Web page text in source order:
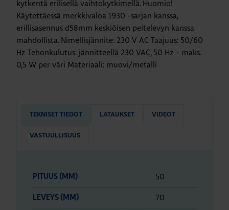
kytkentä erilisellä vaihtokytkimellä. Huomio!
Käytettäessä merkkivaloa 1930 -sarjan kanssa,
erillisasennus d58mm keskiöisen peitelevyn kanssa
mahdollista. Nimellisjännite: 230 V AC Taajuus: 50/60
Hz Tehonkulutus: jännitteellä 230 VAC, 50 Hz - maks.
0,5 W per väri Materiaali: muovi/metalli
TEKNISET TIEDOT LATAUKSET VIDEOT
VASTUULLISUUS
PITUUS (MM) 50
LEVEYS (MM) 70